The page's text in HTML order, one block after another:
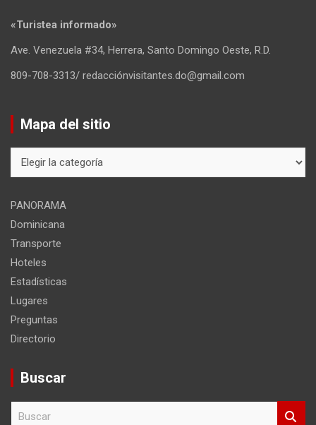
«Turistea informado»
Ave. Venezuela #34, Herrera, Santo Domingo Oeste, R.D.
809-708-3313/ redacciónvisitantes.do@gmail.com
Mapa del sitio
del
PANORAMA
Dominicana
Transporte
Hoteles
Estadísticas
Lugares
Preguntas
Directorio
Buscar